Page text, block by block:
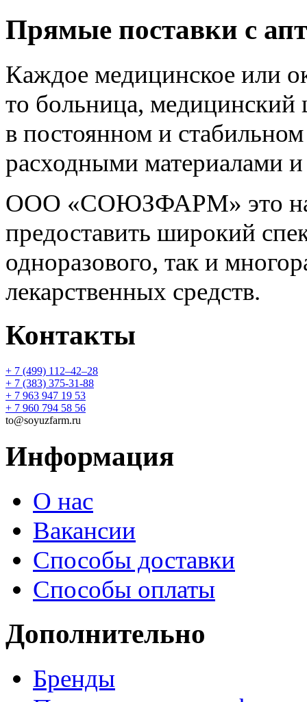
Прямые поставки с
Каждое медицинское или
то больница,
в постоянном и
расходными материалами
ООО «СОЮЗФАРМ» это
предоставить широкий
одноразового, так и
лекарственных средств.
Контакты
+ 7 (499) 112‒42‒28
+ 7 (383) 375-31-88
+ 7 963 947 19 53
+ 7 960 794 58 56
to@soyuzfarm.ru
Информация
О нас
Вакансии
Способы доставки
Способы оплаты
Дополнительно
Бренды